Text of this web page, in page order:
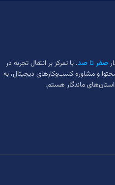
صفر تا صد. با تمرکز بر انتقال تجربه در
و مشاوره کسب‌وکارهای دیجیتال، به
ماندگار هستم.